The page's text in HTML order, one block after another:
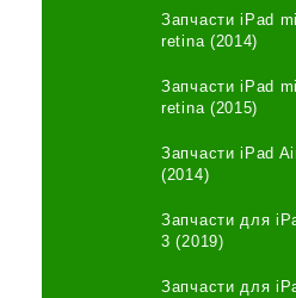
Запчасти iPad
retina (2014)
Запчасти iPad
retina (2015)
Запчасти iPad
(2014)
Запчасти для
3 (2019)
Запчасти для